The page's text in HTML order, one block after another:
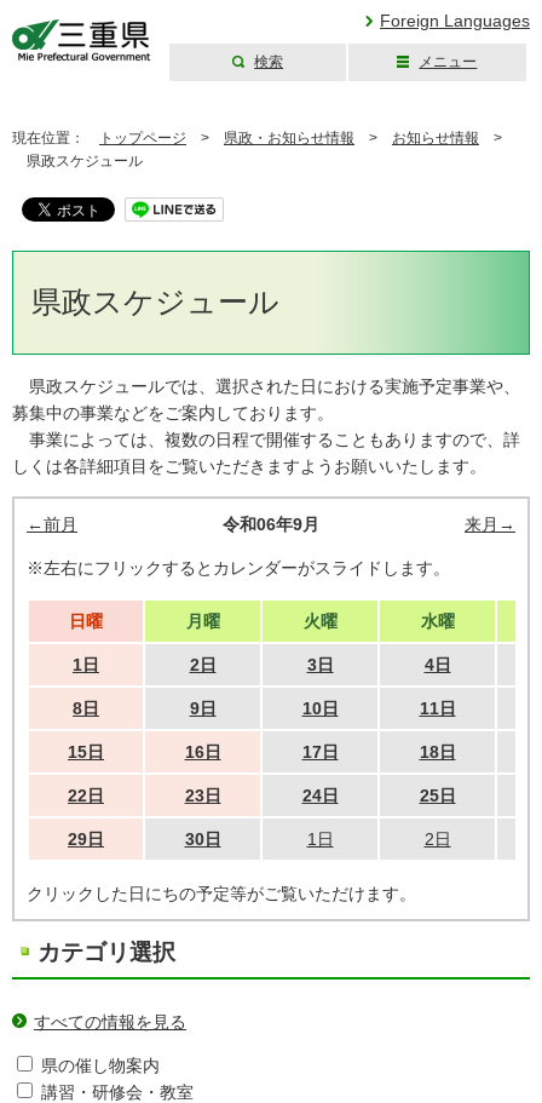
Foreign Languages
検索 メニュー
現在位置： トップページ > 県政・お知らせ情報 > お知らせ情報 >
県政スケジュール
県政スケジュール
県政スケジュールでは、選択された日における実施予定事業や、
募集中の事業などをご案内しております。
事業によっては、複数の日程で開催することもありますので、詳
しくは各詳細項目をご覧いただきますようお願いいたします。
←前月 令和06年9月 来月→
※左右にフリックするとカレンダーがスライドします。
日曜 月曜 火曜 水曜
1日 2日 3日 4日
8日 9日 10日 11日
15日 16日 17日 18日
22日 23日 24日 25日
29日 30日 1日 2日
クリックした日にちの予定等がご覧いただけます。
カテゴリ選択
すべての情報を見る
県の催し物案内
講習・研修会・教室